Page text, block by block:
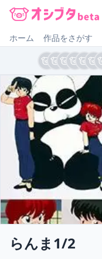
ホーム 作品をさがす
らんま1/2